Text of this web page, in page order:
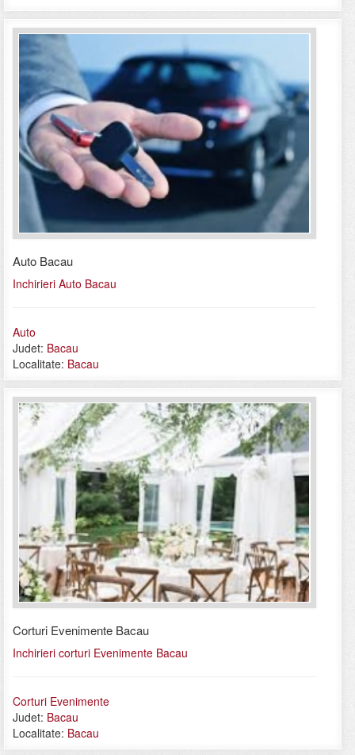
Auto Bacau
Inchirieri Auto Bacau
Auto
Judet: Bacau
Localitate: Bacau
Corturi Evenimente Bacau
Inchirieri corturi Evenimente Bacau
Corturi Evenimente
Judet: Bacau
Localitate: Bacau